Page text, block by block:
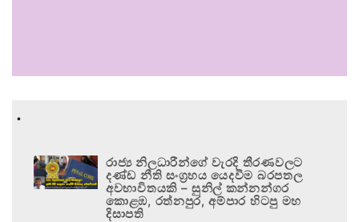
.
රාජ්‍ය නිලධාරීන්ගේ වැරදි තීරණවලට
දණ්ඩ නීති සංග්‍රහය යෙදවීම බරපතල
අවභාවිතයකි – සුනිල් කන්නන්ගර
කොළඹ, රත්නපුර, අම්පාර හිටපු මහ
දිසාපති